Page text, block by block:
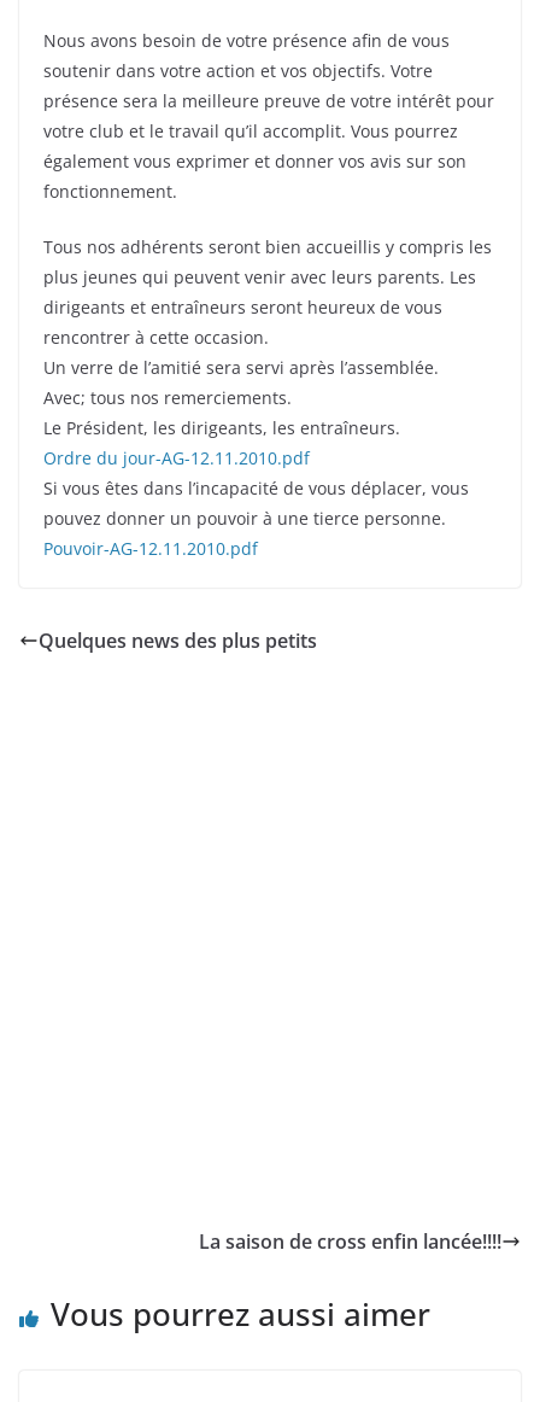
Nous avons besoin de votre présence afin de vous
soutenir dans votre action et vos objectifs. Votre
présence sera la meilleure preuve de votre intérêt pour
votre club et le travail qu’il accomplit. Vous pourrez
également vous exprimer et donner vos avis sur son
fonctionnement.
Tous nos adhérents seront bien accueillis y compris les
plus jeunes qui peuvent venir avec leurs parents. Les
dirigeants et entraîneurs seront heureux de vous
rencontrer à cette occasion.
Un verre de l’amitié sera servi après l’assemblée.
Avec; tous nos remerciements.
Le Président, les dirigeants, les entraîneurs.
Ordre du jour-AG-12.11.2010.pdf
Si vous êtes dans l’incapacité de vous déplacer, vous
pouvez donner un pouvoir à une tierce personne.
Pouvoir-AG-12.11.2010.pdf
Quelques news des plus petits
La saison de cross enfin lancée!!!!
Vous pourrez aussi aimer